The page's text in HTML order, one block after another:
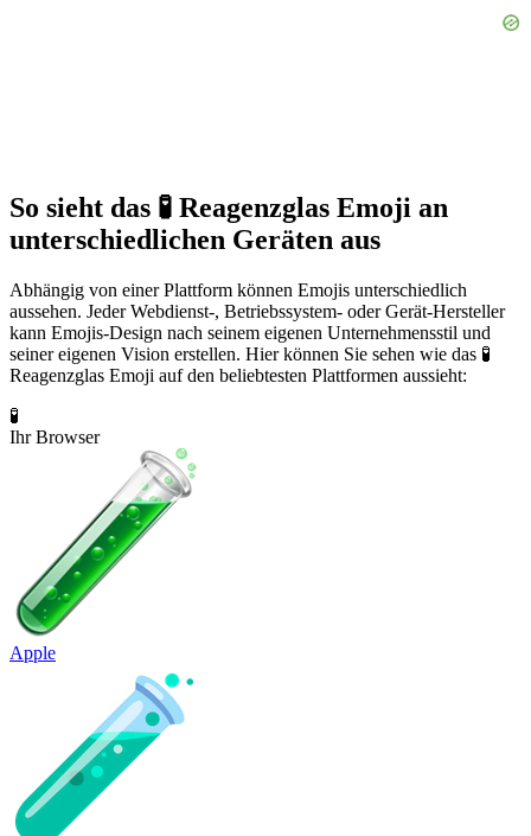
So sieht das 🧪 Reagenzglas Emoji an
unterschiedlichen Geräten aus
Abhängig von einer Plattform können Emojis unterschiedlich
aussehen. Jeder Webdienst-, Betriebssystem- oder Gerät-Hersteller
kann Emojis-Design nach seinem eigenen Unternehmensstil und
seiner eigenen Vision erstellen. Hier können Sie sehen wie das 🧪
Reagenzglas Emoji auf den beliebtesten Plattformen aussieht:
🧪
Ihr Browser
Apple